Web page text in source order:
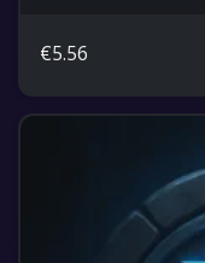
€5.56